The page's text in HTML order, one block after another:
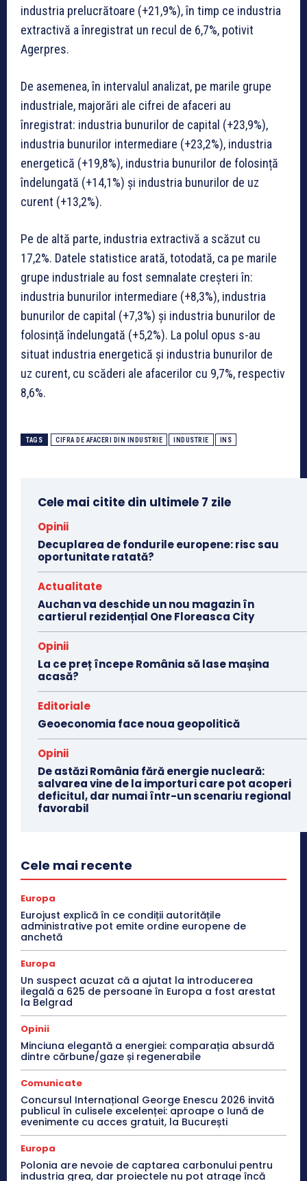
industria prelucrătoare (+21,9%), în timp ce industria
extractivă a înregistrat un recul de 6,7%, potivit
Agerpres.
De asemenea, în intervalul analizat, pe marile grupe
industriale, majorări ale cifrei de afaceri au
înregistrat: industria bunurilor de capital (+23,9%),
industria bunurilor intermediare (+23,2%), industria
energetică (+19,8%), industria bunurilor de folosință
îndelungată (+14,1%) și industria bunurilor de uz
curent (+13,2%).
Pe de altă parte, industria extractivă a scăzut cu
17,2%. Datele statistice arată, totodată, ca pe marile
grupe industriale au fost semnalate creșteri în:
industria bunurilor intermediare (+8,3%), industria
bunurilor de capital (+7,3%) și industria bunurilor de
folosință îndelungată (+5,2%). La polul opus s-au
situat industria energetică și industria bunurilor de
uz curent, cu scăderi ale afacerilor cu 9,7%, respectiv
8,6%.
TAGS CIFRA DE AFACERI DIN INDUSTRIE INDUSTRIE INS
Cele mai citite din ultimele 7 zile
Opinii
Decuplarea de fondurile europene: risc sau
oportunitate ratată?
Actualitate
Auchan va deschide un nou magazin în
cartierul rezidențial One Floreasca City
Opinii
La ce preț începe România să lase mașina
acasă?
Editoriale
Geoeconomia face noua geopolitică
Opinii
De astăzi România fără energie nucleară:
salvarea vine de la importuri care pot acoperi
deficitul, dar numai într-un scenariu regional
favorabil
Cele mai recente
Europa
Eurojust explică în ce condiții autoritățile
administrative pot emite ordine europene de
anchetă
Europa
Un suspect acuzat că a ajutat la introducerea
ilegală a 625 de persoane în Europa a fost arestat
la Belgrad
Opinii
Minciuna elegantă a energiei: comparația absurdă
dintre cărbune/gaze și regenerabile
Comunicate
Concursul Internațional George Enescu 2026 invită
publicul în culisele excelenței: aproape o lună de
evenimente cu acces gratuit, la București
Europa
Polonia are nevoie de captarea carbonului pentru
industria grea, dar proiectele nu pot atrage încă